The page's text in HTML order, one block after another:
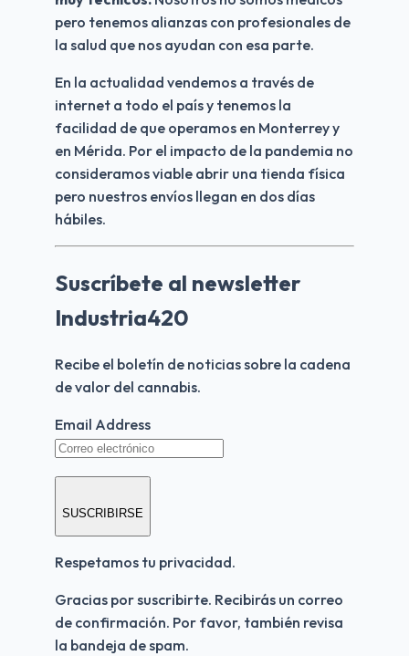
pero tenemos alianzas con profesionales de
la salud que nos ayudan con esa parte.
En la actualidad vendemos a través de
internet a todo el país y tenemos la
facilidad de que operamos en Monterrey y
en Mérida. Por el impacto de la pandemia no
consideramos viable abrir una tienda física
pero nuestros envíos llegan en dos días
hábiles.
Suscríbete al newsletter
Industria420
Recibe el boletín de noticias sobre la cadena
de valor del cannabis.
Email Address
SUSCRIBIRSE
Respetamos tu privacidad.
Gracias por suscribirte. Recibirás un correo
de confirmación. Por favor, también revisa
la bandeja de spam.